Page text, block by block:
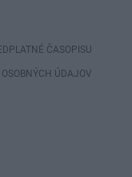
ČASOPISU
ÚDAJOV